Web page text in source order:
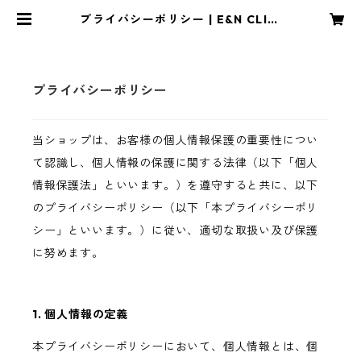
プライバシーポリシー | E&N CLINI
プライバシーポリシー
当ショップは、お客様の個人情報保護の重要性につい
て認識し、個人情報の保護に関する法律（以下「個人
情報保護法」といいます。）を遵守すると共に、以下
のプライバシーポリシー（以下「本プライバシーポリ
シー」といいます。）に従い、適切な取扱い及び保護
に努めます。
1. 個人情報の定義
本プライバシーポリシーにおいて、個人情報とは、個